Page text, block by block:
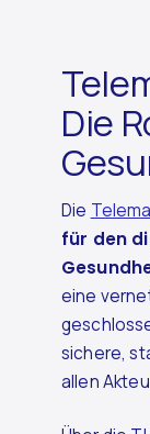
Die
Die
für den
eine
sichere,
allen